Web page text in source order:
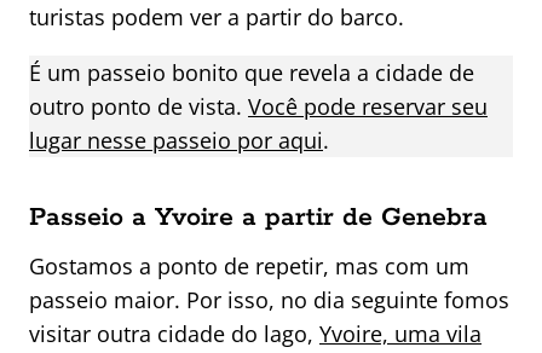
turistas podem ver a partir do barco.
É um passeio bonito que revela a cidade de
outro ponto de vista. Você pode reservar seu
lugar nesse passeio por aqui.
Passeio a Yvoire a partir de Genebra
Gostamos a ponto de repetir, mas com um
passeio maior. Por isso, no dia seguinte fomos
visitar outra cidade do lago, Yvoire, uma vila